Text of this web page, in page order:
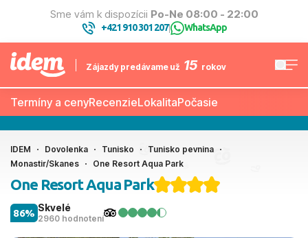
Sme vám k dispozícii Po-Ne 08:00 - 22:00
+421 910 301 207| WhatsApp
Zájazdy predávame už 15 rokov
Termíny a cenyRecenzieLokalitaPočasie
IDEM Dovolenka Tunisko
Tunisko pevnina
Monastir/Skanes
One Resort Aqua Park
One Resort Aqua Park
Skvelé
2960 hodnotení
86%